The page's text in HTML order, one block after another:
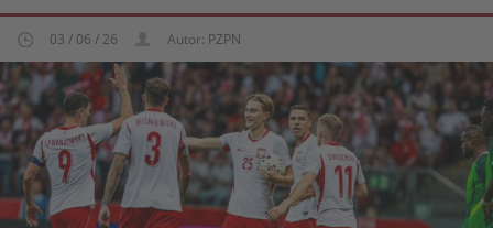
03 / 06 / 26 Autor: PZPN